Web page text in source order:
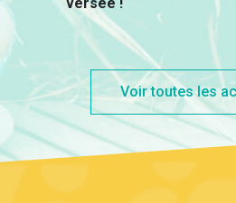
Voir toutes les